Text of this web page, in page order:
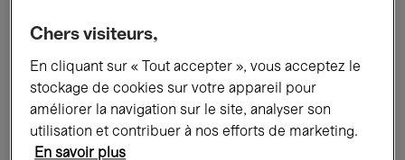
Tous les événements Concerts
Expositions Performances
Rencontres & Débats
Chers visiteurs,
En cliquant sur « Tout accepter », vous acceptez le
stockage de cookies sur votre appareil pour
améliorer la navigation sur le site, analyser son
utilisation et contribuer à nos efforts de marketing.
En savoir plus